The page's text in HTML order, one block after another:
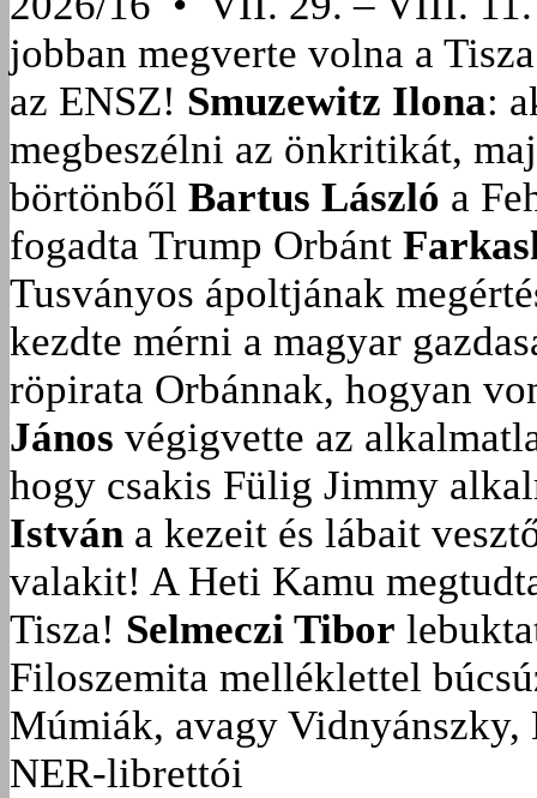
jobban megverte volna a
az ENSZ! Smuzewitz Ilona:
megbeszélni az önkritikát,
börtönből Bartus László a
fogadta Trump Orbánt
Tusványos ápoltjának
kezdte mérni a magyar
röpirata Orbánnak, hogyan
János végigvette az
hogy csakis Fülig Jimmy
István a kezeit és lábait
valakit! A Heti Kamu
Tisza! Selmeczi Tibor
Filoszemita melléklettel
Múmiák, avagy Vidnyánszky,
NER-librettói